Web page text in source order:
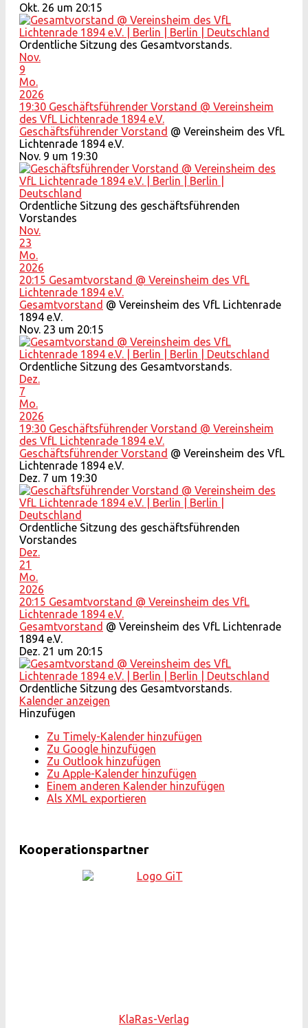
Okt. 26 um 20:15
Ordentliche Sitzung des Gesamtvorstands.
Nov.
9
Mo.
2026
19:30 Geschäftsführender Vorstand @ Vereinsheim
des VfL Lichtenrade 1894 e.V.
Geschäftsführender Vorstand @ Vereinsheim des VfL
Lichtenrade 1894 e.V.
Nov. 9 um 19:30
Ordentliche Sitzung des geschäftsführenden
Vorstandes
Nov.
23
Mo.
2026
20:15 Gesamtvorstand @ Vereinsheim des VfL
Lichtenrade 1894 e.V.
Gesamtvorstand @ Vereinsheim des VfL Lichtenrade
1894 e.V.
Nov. 23 um 20:15
Ordentliche Sitzung des Gesamtvorstands.
Dez.
7
Mo.
2026
19:30 Geschäftsführender Vorstand @ Vereinsheim
des VfL Lichtenrade 1894 e.V.
Geschäftsführender Vorstand @ Vereinsheim des VfL
Lichtenrade 1894 e.V.
Dez. 7 um 19:30
Ordentliche Sitzung des geschäftsführenden
Vorstandes
Dez.
21
Mo.
2026
20:15 Gesamtvorstand @ Vereinsheim des VfL
Lichtenrade 1894 e.V.
Gesamtvorstand @ Vereinsheim des VfL Lichtenrade
1894 e.V.
Dez. 21 um 20:15
Ordentliche Sitzung des Gesamtvorstands.
Kalender anzeigen
Hinzufügen
Zu Timely-Kalender hinzufügen
Zu Google hinzufügen
Zu Outlook hinzufügen
Zu Apple-Kalender hinzufügen
Einem anderen Kalender hinzufügen
Als XML exportieren
Kooperationspartner
KlaRas-Verlag